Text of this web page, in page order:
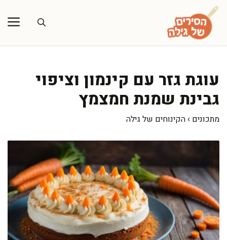
לדלג
לתוכן
עוגת גזר עם קינמון וציפוי
גבינת שמנת חמצמץ
מתכונים › הקינוחים של גילה